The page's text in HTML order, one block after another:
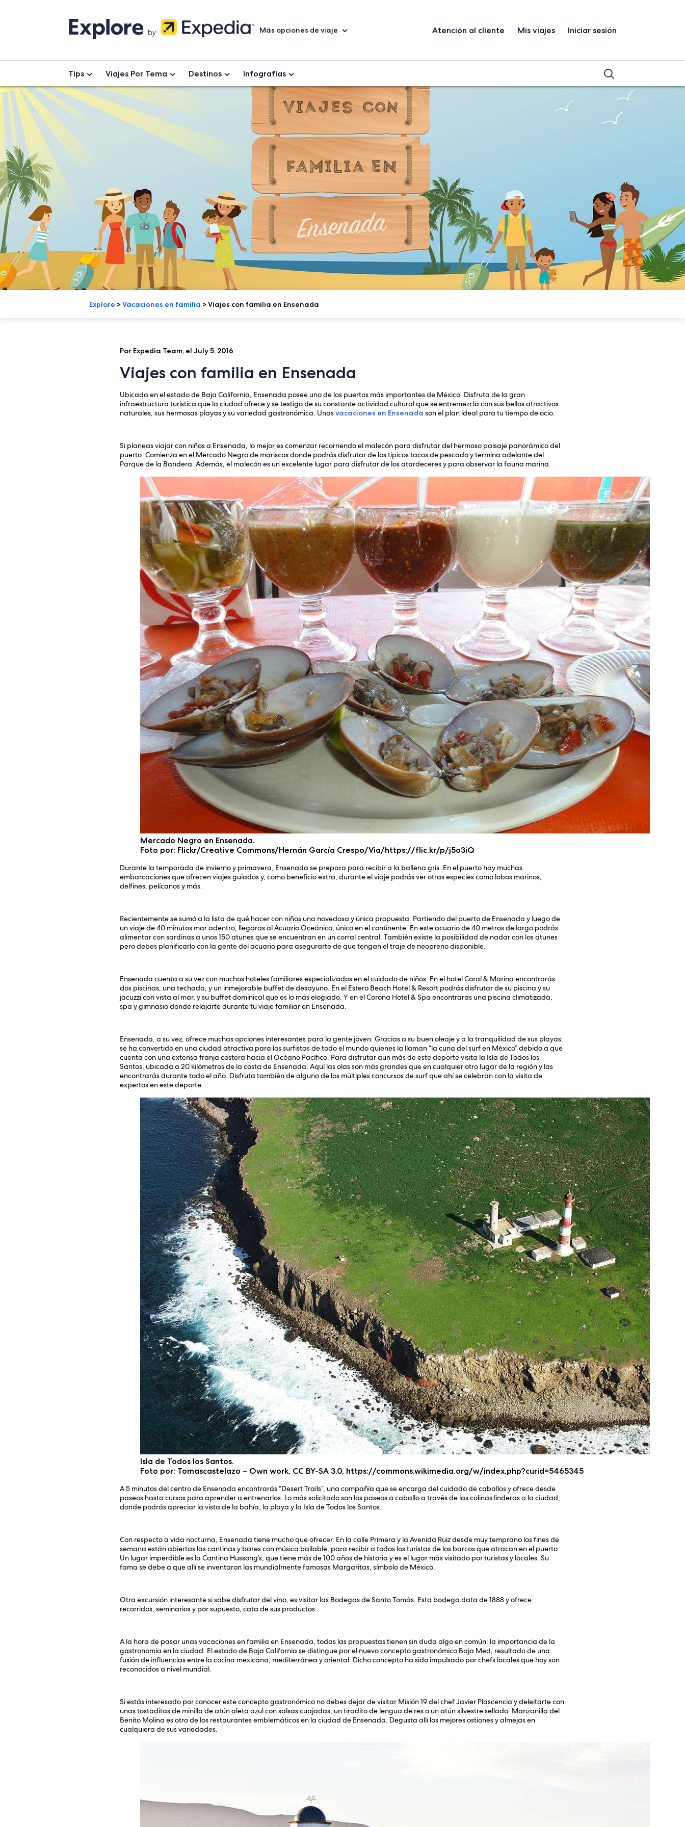
Más opciones de viaje Atención al cliente Mis viajes Iniciar sesión
Tips Viajes Por Tema Destinos Infografías
Explore > Vacaciones en familia > Viajes con familia en Ensenada
Por Expedia Team, el July 5, 2016
Viajes con familia en Ensenada
Ubicada en el estado de Baja California, Ensenada posee uno de los puertos más importantes de México. Disfruta de la gran
infraestructura turística que la ciudad ofrece y se testigo de su constante actividad cultural que se entremezcla con sus bellos atractivos
naturales, sus hermosas playas y su variedad gastronómica. Unasvacaciones en Ensenada son el plan ideal para tu tiempo de ocio.
Si planeas viajar con niños a Ensenada, lo mejor es comenzar recorriendo el malecón para disfrutar del hermoso paisaje panorámico del
puerto. Comienza en el Mercado Negro de mariscos donde podrás disfrutar de los típicos tacos de pescado y termina adelante del
Parque de la Bandera. Además, el malecón es un excelente lugar para disfrutar de los atardeceres y para observar la fauna marina.
Mercado Negro en Ensenada.
Foto por: Flickr/Creative Commons/Hernán García Crespo/Via/https://flic.kr/p/j5o3iQ
Durante la temporada de invierno y primavera, Ensenada se prepara para recibir a la ballena gris. En el puerto hay muchas
embarcaciones que ofrecen viajes guiados y, como beneficio extra, durante el viaje podrás ver otras especies como lobos marinos,
delfines, pelícanos y más.
Recientemente se sumó a la lista de qué hacer con niños una novedosa y única propuesta. Partiendo del puerto de Ensenada y luego de
un viaje de 40 minutos mar adentro, llegaras al Acuario Oceánico, único en el continente. En este acuario de 40 metros de largo podrás
alimentar con sardinas a unos 150 atunes que se encuentran en un corral central. También existe la posibilidad de nadar con los atunes
pero debes planificarlo con la gente del acuario para asegurarte de que tengan el traje de neopreno disponible.
Ensenada cuenta a su vez con muchos hoteles familiares especializados en el cuidado de niños. En el hotel Coral & Marina encontrarás
dos piscinas, una techada, y un inmejorable buffet de desayuno. En el Estero Beach Hotel & Resort podrás disfrutar de su piscina y su
jacuzzi con vista al mar, y su buffet dominical que es lo más elogiado. Y en el Corona Hotel & Spa encontraras una piscina climatizada,
spa y gimnasio donde relajarte durante tu viaje familiar en Ensenada.
Ensenada, a su vez, ofrece muchas opciones interesantes para la gente joven. Gracias a su buen oleaje y a la tranquilidad de sus playas,
se ha convertido en una ciudad atractiva para los surfistas de todo el mundo quienes la llaman “la cuna del surf en México” debido a que
cuenta con una extensa franja costera hacia el Océano Pacífico. Para disfrutar aun más de este deporte visita la Isla de Todos los
Santos, ubicada a 20 kilómetros de la costa de Ensenada. Aquí las olas son más grandes que en cualquier otro lugar de la región y las
encontrarás durante todo el año. Disfruta también de alguno de los múltiples concursos de surf que ahí se celebran con la visita de
expertos en este deporte.
Isla de Todos los Santos.
Foto por: Tomascastelazo – Own work, CC BY-SA 3.0, https://commons.wikimedia.org/w/index.php?curid=5465345
A 5 minutos del centro de Ensenada encontrarás “Desert Trails”, una compañía que se encarga del cuidado de caballos y ofrece desde
paseos hasta cursos para aprender a entrenarlos. Lo más solicitado son los paseos a caballo a través de las colinas linderas a la ciudad,
donde podrás apreciar la vista de la bahía, la playa y la Isla de Todos los Santos.
Con respecto a vida nocturna, Ensenada tiene mucho que ofrecer. En la calle Primera y la Avenida Ruiz desde muy temprano los fines de
semana están abiertas las cantinas y bares con música bailable, para recibir a todos los turistas de los barcos que atracan en el puerto.
Un lugar imperdible es la Cantina Hussong’s, que tiene más de 100 años de historia y es el lugar más visitado por turistas y locales. Su
fama se debe a que allí se inventaron las mundialmente famosas Margaritas, símbolo de México.
Otra excursión interesante si sabe disfrutar del vino, es visitar las Bodegas de Santo Tomás. Esta bodega data de 1888 y ofrece
recorridos, seminarios y por supuesto, cata de sus productos.
A la hora de pasar unas vacaciones en familia en Ensenada, todas las propuestas tienen sin duda algo en común: la importancia de la
gastronomía en la ciudad. El estado de Baja California se distingue por el nuevo concepto gastronómico Baja Med, resultado de una
fusión de influencias entre la cocina mexicana, mediterránea y oriental. Dicho concepto ha sido impulsado por chefs locales que hoy son
reconocidos a nivel mundial.
Si estás interesado por conocer este concepto gastronómico no debes dejar de visitar Misión 19 del chef Javier Plascencia y deleitarte con
unas tostaditas de minilla de atún aleta azul con salsas cuajadas, un tiradito de lengua de res o un atún silvestre sellado. Manzanilla del
Benito Molina es otro de los restaurantes emblemáticos en la ciudad de Ensenada. Degusta allí los mejores ostiones y almejas en
cualquiera de sus variedades.